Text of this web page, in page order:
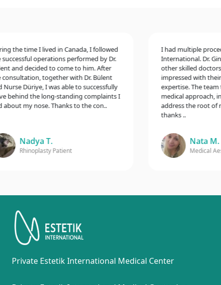
time I lived in Canada, I followed
operations performed by Dr.
decided to come to him. After
together with Dr. Bülent
Düriye, I was able to successfully
the long-standing complaints I
my nose. Thanks to the con..
Nadya T.
Rhinoplasty Patient
I had multiple
International. Dr. Gina
other skilled doctors,
impressed with their
expertise. The team
medical approach,
address the root of my
thanks ..
Nata M.
Medical
Private Estetik International Medical Center